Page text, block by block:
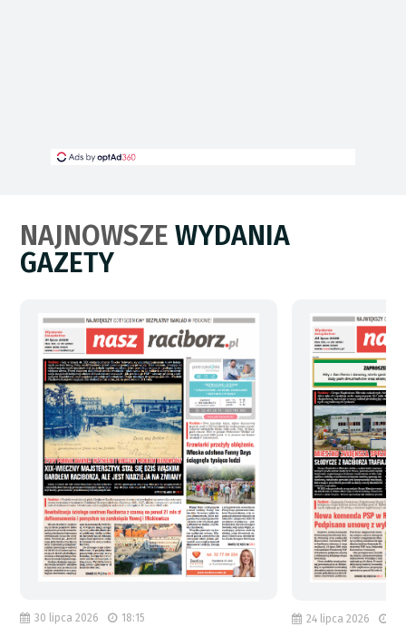
NAJNOWSZEWYDANIA
GAZETY
30 lipca 2026 18:15 24 lipca 2026